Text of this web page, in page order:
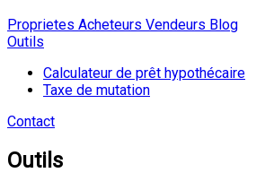
Proprietes Acheteurs Vendeurs Blog
Outils
Calculateur de prêt hypothécaire
Taxe de mutation
Contact
Outils